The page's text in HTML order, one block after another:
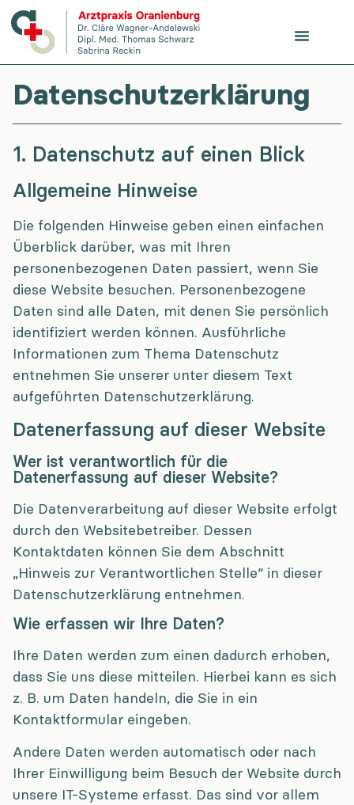
Datenschutzerklärung
1. Datenschutz auf einen Blick
Allgemeine Hinweise
Die folgenden Hinweise geben einen einfachen
Überblick darüber, was mit Ihren
personenbezogenen Daten passiert, wenn Sie
diese Website besuchen. Personenbezogene
Daten sind alle Daten, mit denen Sie persönlich
identifiziert werden können. Ausführliche
Informationen zum Thema Datenschutz
entnehmen Sie unserer unter diesem Text
aufgeführten Datenschutzerklärung.
Datenerfassung auf dieser Website
Wer ist verantwortlich für die
Datenerfassung auf dieser Website?
Die Datenverarbeitung auf dieser Website erfolgt
durch den Websitebetreiber. Dessen
Kontaktdaten können Sie dem Abschnitt
„Hinweis zur Verantwortlichen Stelle“ in dieser
Datenschutzerklärung entnehmen.
Wie erfassen wir Ihre Daten?
Ihre Daten werden zum einen dadurch erhoben,
dass Sie uns diese mitteilen. Hierbei kann es sich
z. B. um Daten handeln, die Sie in ein
Kontaktformular eingeben.
Andere Daten werden automatisch oder nach
Ihrer Einwilligung beim Besuch der Website durch
unsere IT-Systeme erfasst. Das sind vor allem